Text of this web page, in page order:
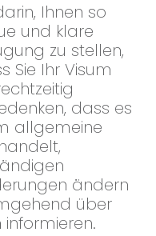
Ihnen so
und klare
zu stellen,
Sie Ihr Visum
dass es
allgemeine
ändern
über